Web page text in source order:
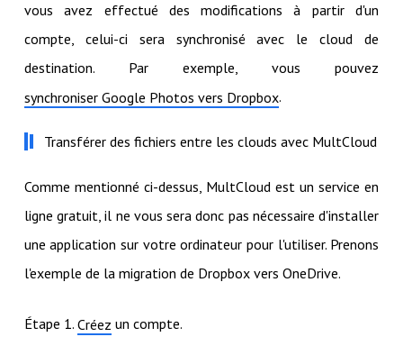
vous avez effectué des modifications à partir d'un
compte, celui-ci sera synchronisé avec le cloud de
destination. Par exemple, vous pouvez
synchroniser Google Photos vers Dropbox.
Transférer des fichiers entre les clouds avec MultCloud
Comme mentionné ci-dessus, MultCloud est un service en
ligne gratuit, il ne vous sera donc pas nécessaire d'installer
une application sur votre ordinateur pour l'utiliser. Prenons
l'exemple de la migration de Dropbox vers OneDrive.
Étape 1. Créez un compte.